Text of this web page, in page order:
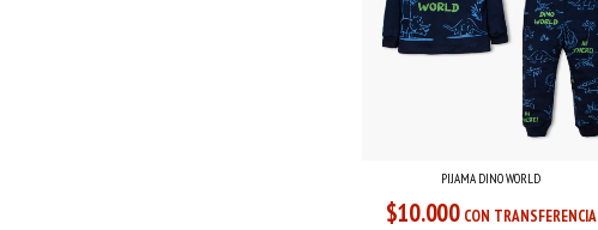
PIJAMA DINO WORLD
$10.000 CON TRANSFERENCIA